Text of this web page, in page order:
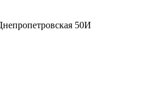
50И